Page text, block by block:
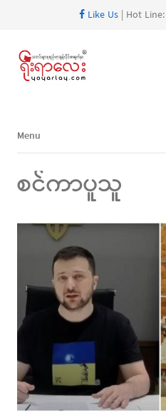
Like Us| Hot Line:
Menu
Menu
စင်ကာပူသူ